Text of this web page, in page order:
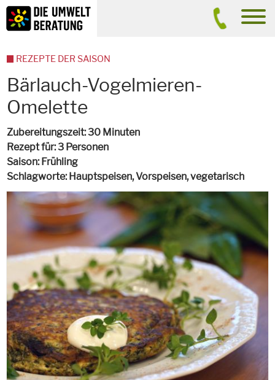
Inhalt
Suche
Bärlauch-Vogelmieren-
Omelette
Zubereitungszeit 30 Minuten
Rezept für 3 Personen
Saison Frühling
Schlagworte Hauptspeisen, Vorspeisen,vegetarisch
REZEPTE DER SAISON